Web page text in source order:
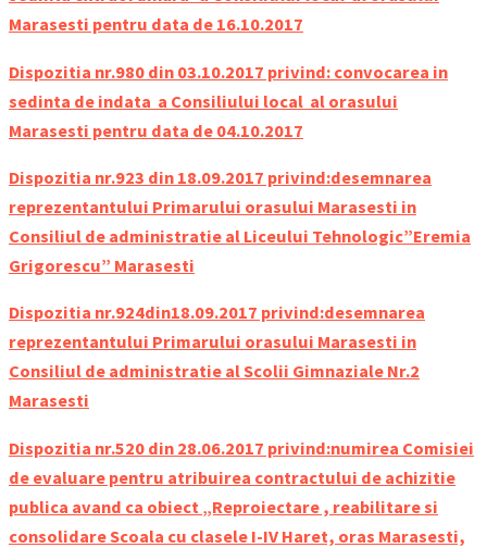
Marasesti pentru data de 16.10.2017
Dispozitia nr.980 din 03.10.2017 privind: convocarea in
sedinta de indata a Consiliului local al orasului
Marasesti pentru data de 04.10.2017
Dispozitia nr.923 din 18.09.2017 privind:desemnarea
reprezentantului Primarului orasului Marasesti in
Consiliul de administratie al Liceului Tehnologic”Eremia
Grigorescu” Marasesti
Dispozitia nr.924din18.09.2017 privind:desemnarea
reprezentantului Primarului orasului Marasesti in
Consiliul de administratie al Scolii Gimnaziale Nr.2
Marasesti
Dispozitia nr.520 din 28.06.2017 privind:numirea Comisiei
de evaluare pentru atribuirea contractului de achizitie
publica avand ca obiect „Reproiectare , reabilitare si
consolidare Scoala cu clasele I-IV Haret, oras Marasesti,